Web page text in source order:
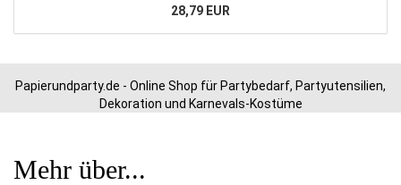
28,79 EUR
Papierundparty.de - Online Shop für Partybedarf, Partyutensilien,
Dekoration und Karnevals-Kostüme
Mehr über...